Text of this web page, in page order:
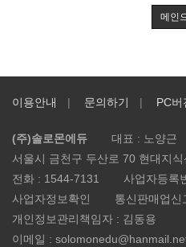
메인
이용안내 문의하기 PC버
(주)솔로몬에듀
대표 : 노양근
서울시 금천구 두산로 70 현대지
전화 : 1544-7131 사업자등록
사업자정보확인
통신판매업신
개인정보관리책임자 : 김동용
이메일 :